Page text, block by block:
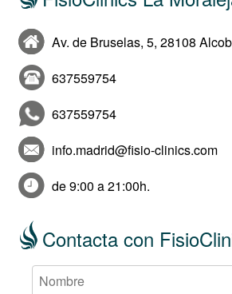
Av. de Bruselas, 5, 28108
637559754
637559754
info.madrid@fisio-clinics.com
de 9:00 a 21:00h.
Contacta con